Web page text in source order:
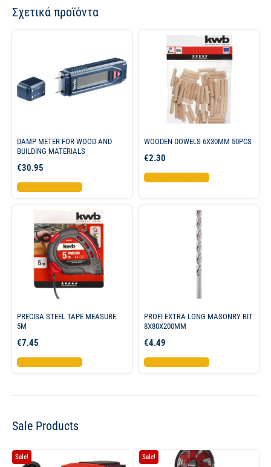
Σχετικά προϊόντα
DAMP METER FOR WOOD AND
BUILDING MATERIALS
€30.95
Προσθήκη στο καλάθι
WOODEN DOWELS 6X30MM 50PCS
€2.30
Προσθήκη στο καλάθι
PRECISA STEEL TAPE MEASURE
5M
€7.45
Προσθήκη στο καλάθι
PROFI EXTRA LONG MASONRY BIT
8X80X200MM
€4.49
Προσθήκη στο καλάθι
Sale Products
Sale! Sale!